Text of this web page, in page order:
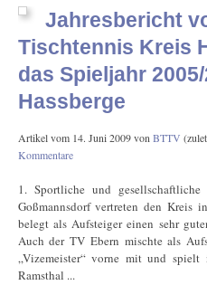
Jahresbericht
Tischtennis Kreis
das Spieljahr
Hassberge
Artikel vom 14. Juni 2009von BTTV
Kommentare
1. Sportliche und
Goßmannsdorf vertreten den Kreis
belegt als Aufsteiger einen sehr
Auch der TV Ebern mischte als
„Vizemeister“ vorne mit und
Ramsthal ...